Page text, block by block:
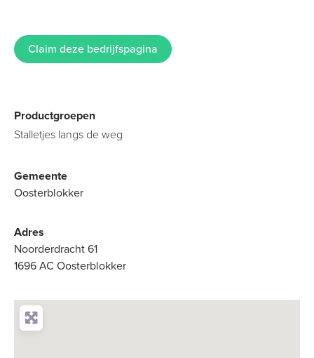
Claim deze bedrijfspagina
Productgroepen
Stalletjes langs de weg
Gemeente
Oosterblokker
Adres
Noorderdracht 61
1696 AC Oosterblokker